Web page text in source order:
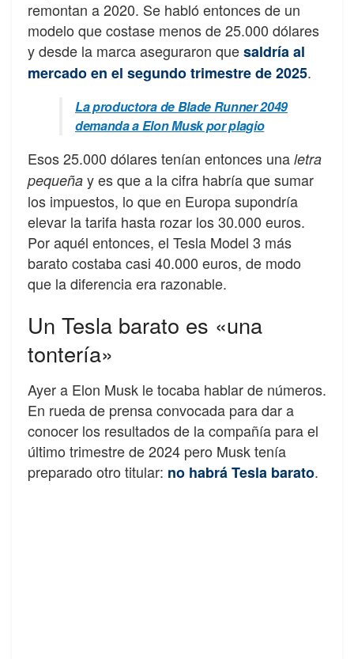
remontan a 2020. Se habló entonces de un
modelo que costase menos de 25.000 dólares
y desde la marca aseguraron quesaldría al
mercado en el segundo trimestre de 2025.
La productora de Blade Runner 2049
demanda a Elon Musk por plagio
Esos 25.000 dólares tenían entonces una letra
pequeña y es que a la cifra habría que sumar
los impuestos, lo que en Europa supondría
elevar la tarifa hasta rozar los 30.000 euros.
Por aquél entonces, el Tesla Model 3 más
barato costaba casi 40.000 euros, de modo
que la diferencia era razonable.
Un Tesla barato es «una
tontería»
Ayer a Elon Musk le tocaba hablar de números.
En rueda de prensa convocada para dar a
conocer los resultados de la compañía para el
último trimestre de 2024 pero Musk tenía
preparado otro titular: no habrá Tesla barato.